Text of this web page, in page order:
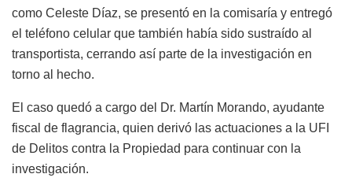
como Celeste Díaz, se presentó en la comisaría y entregó
el teléfono celular que también había sido sustraído al
transportista, cerrando así parte de la investigación en
torno al hecho.
El caso quedó a cargo del Dr. Martín Morando, ayudante
fiscal de flagrancia, quien derivó las actuaciones a la UFI
de Delitos contra la Propiedad para continuar con la
investigación.